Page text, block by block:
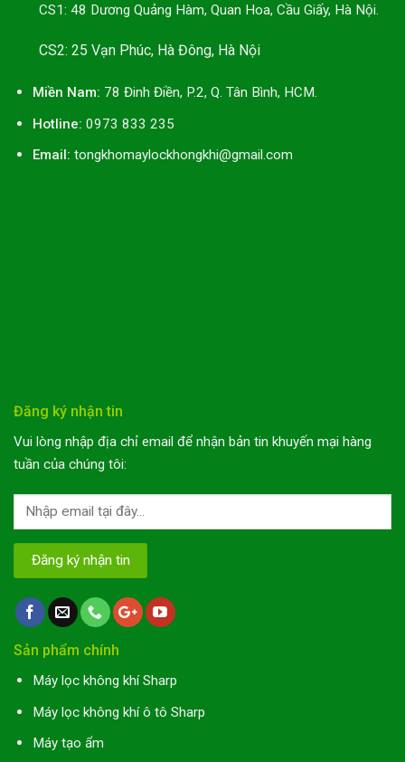
CS1: 48 Dương Quảng Hàm, Quan Hoa, Cầu Giấy, Hà Nội.
CS2: 25 Vạn Phúc, Hà Đông, Hà Nội
Miền Nam: 78 Đinh Điền, P.2, Q. Tân Bình, HCM.
Hotline: 0973 833 235
Email: tongkhomaylockhongkhi@gmail.com
Đăng ký nhận tin
Vui lòng nhập địa chỉ email để nhận bản tin khuyến mại hàng
tuần của chúng tôi:
Sản phẩm chính
Máy lọc không khí Sharp
Máy lọc không khí ô tô Sharp
Máy tạo ẩm